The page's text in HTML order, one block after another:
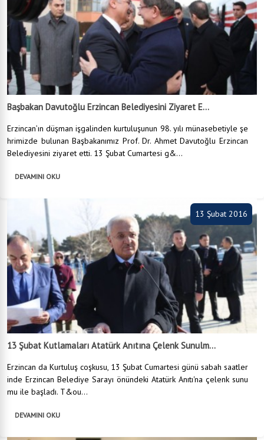
Başbakan Davutoğlu Erzincan Belediyesini Ziyaret E...
Erzincan’ın düşman işgalinden kurtuluşunun 98. yılı münasebetiyle şe
hrimizde bulunan Başbakanımız Prof. Dr. Ahmet Davutoğlu Erzincan
Belediyesini ziyaret etti. 13 Şubat Cumartesi g&...
DEVAMINI OKU
13 Şubat 2016
13 Şubat Kutlamaları Atatürk Anıtına Çelenk Sunulm...
Erzincan da Kurtuluş coşkusu, 13 Şubat Cumartesi günü sabah saatler
inde Erzincan Belediye Sarayı önündeki Atatürk Anıtı'na çelenk sunu
mu ile başladı. T&ou...
DEVAMINI OKU